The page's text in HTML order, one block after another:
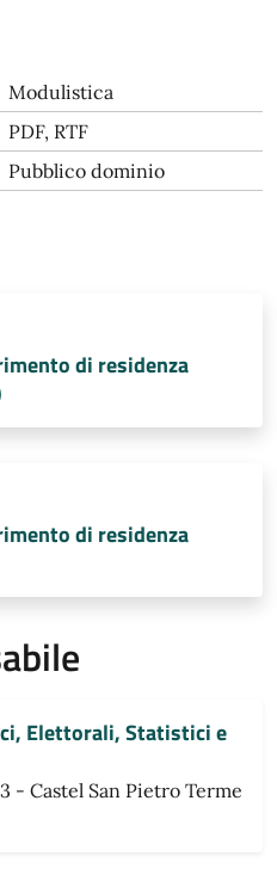
Modulistica
PDF, RTF
Pubblico dominio
di residenza
di residenza
Elettorali, Statistici e
- Castel San Pietro Terme